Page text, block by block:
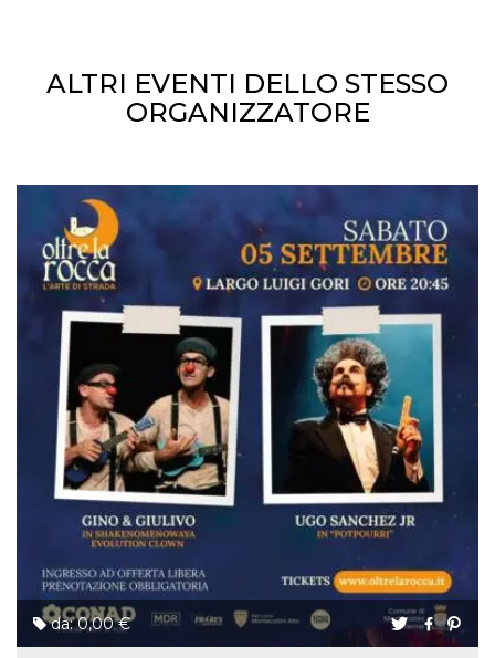
ALTRI EVENTI DELLO STESSO
ORGANIZZATORE
da: 0,00 €